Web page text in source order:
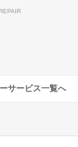
サービス一覧へ